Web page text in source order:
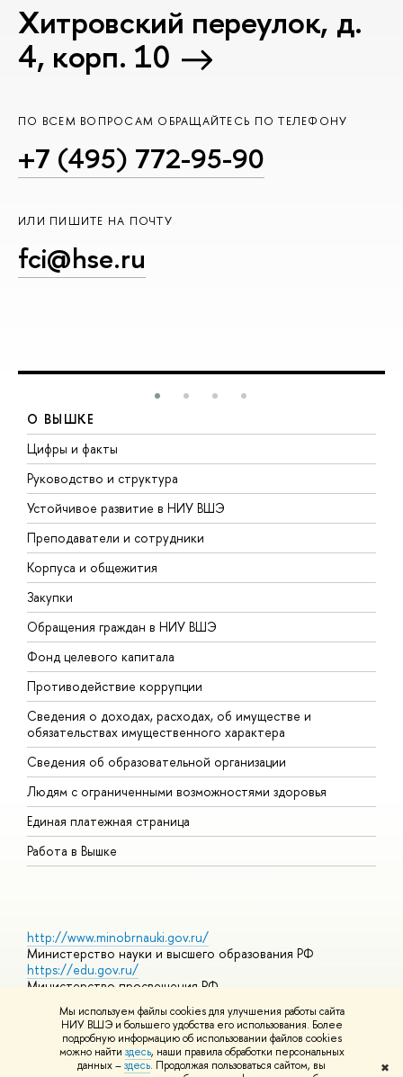
Мы используем файлы cookies для улучшения работы сайта
НИУ ВШЭ и большего удобства его использования. Более
подробную информацию об использовании файлов cookies
можно найти здесь, наши правила обработки персональных
данных –здесь. Продолжая пользоваться сайтом, вы
✖
Хитровский переулок, д.
4, корп. 10
ПО ВСЕМ ВОПРОСАМ ОБРАЩАЙТЕСЬ ПО ТЕЛЕФОНУ
+7 (495) 772-95-90
ИЛИ ПИШИТЕ НА ПОЧТУ
fci@hse.ru
О ВЫШКЕ
Цифры и факты
Руководство и структура
Устойчивое развитие в НИУ ВШЭ
Преподаватели и сотрудники
Корпуса и общежития
Закупки
Обращения граждан в НИУ ВШЭ
Фонд целевого капитала
Противодействие коррупции
Сведения о доходах, расходах, об имуществе и
обязательствах имущественного характера
Сведения об образовательной организации
Людям с ограниченными возможностями здоровья
Единая платежная страница
Работа в Вышке
http://www.minobrnauki.gov.ru/
Министерство науки и высшего образования РФ
https://edu.gov.ru/
Министерство просвещения РФ
https://elearning.hse.ru/mooc
Массовые открытые онлайн-курсы
© НИУ ВШЭ 1993–2026 Адреса и контактыУсловия